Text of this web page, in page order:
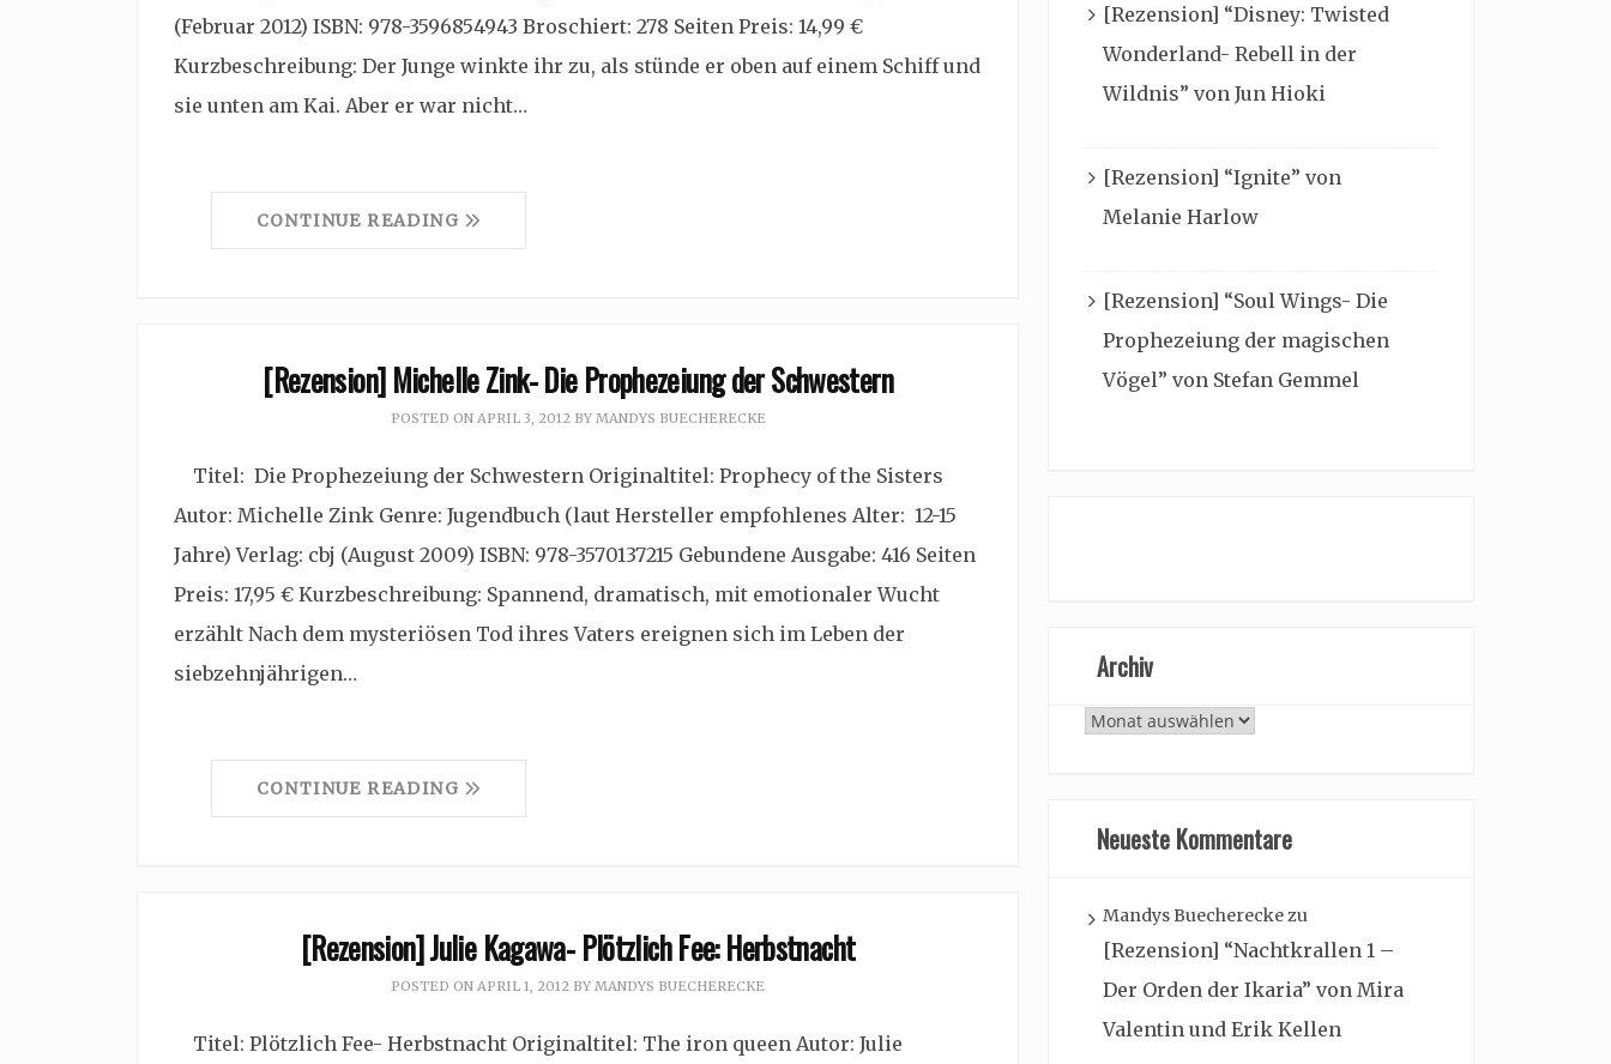
(Februar 2012) ISBN: 978-3596854943 Broschiert: 278 Seiten Preis: 14,99 €
Kurzbeschreibung: Der Junge winkte ihr zu, als stünde er oben auf einem Schiff und
sie unten am Kai. Aber er war nicht…
CONTINUE READING
[Rezension] Michelle Zink- Die Prophezeiung der Schwestern
POSTED ON APRIL 3, 2012BY MANDYS BUECHERECKE
Titel: Die Prophezeiung der Schwestern Originaltitel: Prophecy of the Sisters
Autor: Michelle Zink Genre: Jugendbuch (laut Hersteller empfohlenes Alter: 12-15
Jahre) Verlag: cbj (August 2009) ISBN: 978-3570137215 Gebundene Ausgabe: 416 Seiten
Preis: 17,95 € Kurzbeschreibung: Spannend, dramatisch, mit emotionaler Wucht
erzählt Nach dem mysteriösen Tod ihres Vaters ereignen sich im Leben der
siebzehnjährigen…
CONTINUE READING
[Rezension] Julie Kagawa- Plötzlich Fee: Herbstnacht
POSTED ON APRIL 1, 2012 BY MANDYS BUECHERECKE
Titel: Plötzlich Fee- Herbstnacht Originaltitel: The iron queen Autor: Julie
[Rezension] “Disney: Twisted
Wonderland- Rebell in der
Wildnis” von Jun Hioki
[Rezension] “Ignite” von
Melanie Harlow
[Rezension] “Soul Wings- Die
Prophezeiung der magischen
Vögel” von Stefan Gemmel
Archiv
Archiv
Neueste Kommentare
Mandys Buechereckezu
[Rezension] “Nachtkrallen 1 –
Der Orden der Ikaria” von Mira
Valentin und Erik Kellen